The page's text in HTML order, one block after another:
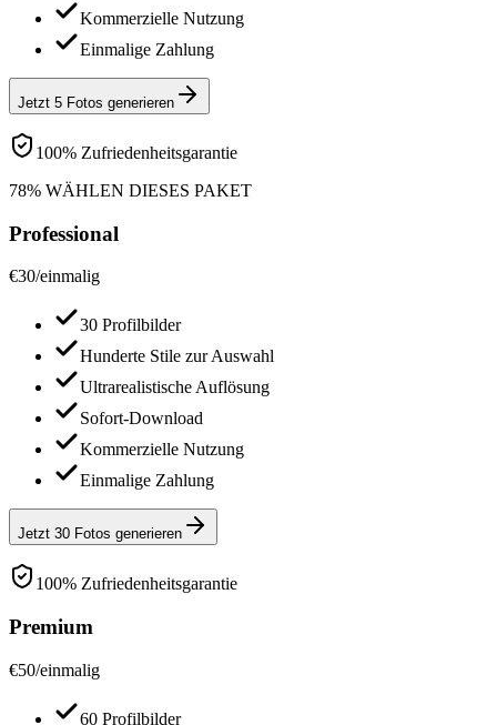
Kommerzielle Nutzung
Einmalige Zahlung
Jetzt 5 Fotos generieren
100% Zufriedenheitsgarantie
78% WÄHLEN DIESES PAKET
Professional
€30/einmalig
30 Profilbilder
Hunderte Stile zur Auswahl
Ultrarealistische Auflösung
Sofort-Download
Kommerzielle Nutzung
Einmalige Zahlung
Jetzt 30 Fotos generieren
100% Zufriedenheitsgarantie
Premium
€50/einmalig
60 Profilbilder